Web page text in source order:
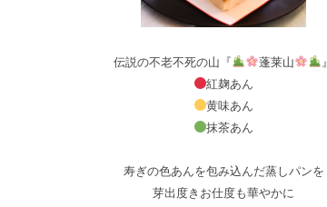
伝説の不老不死の山『 蓬莱山
』
紅麹あん
黄味あん
抹茶あん
寿ぎの色あんを包み込んだ蒸しパンを
芽出度きお仕度も華やかに